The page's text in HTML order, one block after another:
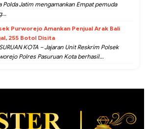
Polda Jatim mengamankan Empat pemuda
Purworejo Amankan Penjual Arak Bali
255 Botol Disita
KOTA – Jajaran Unit Reskrim Polsek
Polres Pasuruan Kota berhasil...